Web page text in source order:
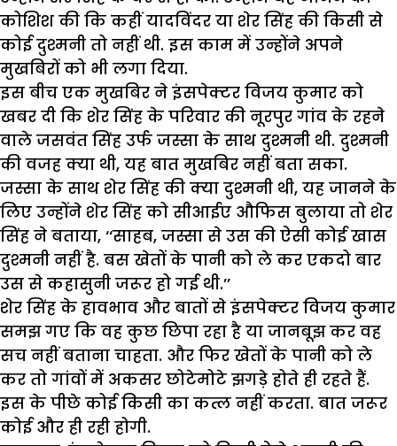
कोशिश की कि कहीं यादविंदर या शेर सिंह की किसी से
कोई दुश्मनी तो नहीं थी. इस काम में उन्होंने अपने
मुखबिरों को भी लगा दिया.
इस बीच एक मुखबिर ने इंसपेक्टर विजय कुमार को
खबर दी कि शेर सिंह के परिवार की नूरपुर गांव के रहने
वाले जसवंत सिंह उर्फ जस्सा के साथ दुश्मनी थी. दुश्मनी
की वजह क्या थी, यह बात मुखबिर नहीं बता सका.
जस्सा के साथ शेर सिंह की क्या दुश्मनी थी, यह जानने के
लिए उन्होंने शेर सिंह को सीआईए औफिस बुलाया तो शेर
सिंह ने बताया, ‘‘साहब, जस्सा से उस की ऐसी कोई खास
दुश्मनी नहीं है. बस खेतों के पानी को ले कर एकदो बार
उस से कहासुनी जरूर हो गई थी.’’
शेर सिंह के हावभाव और बातों से इंसपेक्टर विजय कुमार
समझ गए कि वह कुछ छिपा रहा है या जानबूझ कर वह
सच नहीं बताना चाहता. और फिर खेतों के पानी को ले
कर तो गांवों में अकसर छोटेमोटे झगड़े होते ही रहते हैं.
इस के पीछे कोई किसी का कत्ल नहीं करता. बात जरूर
कोई और ही रही होगी.